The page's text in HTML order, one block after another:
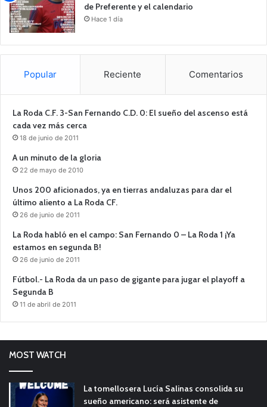
de Preferente y el calendario
Hace 1 día
Popular Reciente Comentarios
La Roda C.F. 3-San Fernando C.D. 0: El sueño del ascenso está
cada vez más cerca
18 de junio de 2011
A un minuto de la gloria
22 de mayo de 2010
Unos 200 aficionados, ya en tierras andaluzas para dar el
último aliento a La Roda CF.
26 de junio de 2011
La Roda habló en el campo: San Fernando 0 – La Roda 1 ¡Ya
estamos en segunda B!
26 de junio de 2011
Fútbol.- La Roda da un paso de gigante para jugar el playoff a
Segunda B
11 de abril de 2011
MOST WATCH
La tomellosera Lucía Salinas consolida su
sueño americano: será asistente de